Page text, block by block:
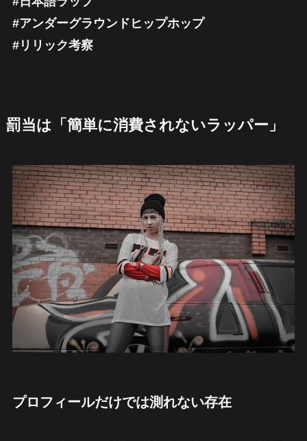
#アンダーグラウンドヒップホップ
#リリック考察
罰当は「簡単に消費されないラッパー」
プロフィールだけでは測れない存在